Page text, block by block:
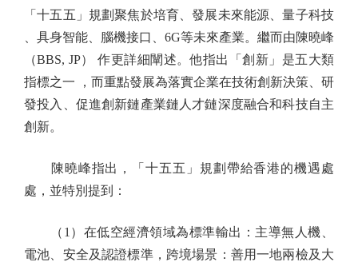
「十五五」規劃聚焦於培育、發展未來能源、量子科技
、具身智能、腦機接口、6G等未來產業。繼而由陳曉峰
（BBS, JP） 作更詳細闡述。他指出「創新」是五大類
指標之一 ，而重點發展為落實企業在技術創新決策、研
發投入、促進創新鏈產業鏈人才鏈深度融合和科技自主
創新。
陳曉峰指出，「十五五」規劃帶給香港的機遇處
處，並特別提到：
（1）在低空經濟領域為標準輸出：主導無人機、
電池、安全及認證標準，跨境場景：善用一地兩檢及大